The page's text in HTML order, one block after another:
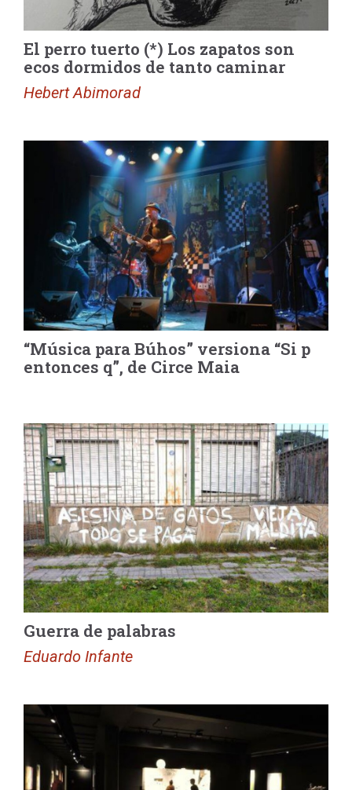
El perro tuerto (*) Los zapatos son
ecos dormidos de tanto caminar
Hebert Abimorad
“Música para Búhos” versiona “Si p
entonces q”, de Circe Maia
Guerra de palabras
Eduardo Infante